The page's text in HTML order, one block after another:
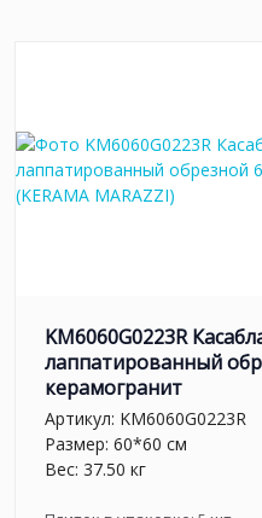
KM6060G0223R
лаппатированный
керамогранит
Артикул: KM6060G0223R
Размер: 60*60 см
Вес: 37.50 кг